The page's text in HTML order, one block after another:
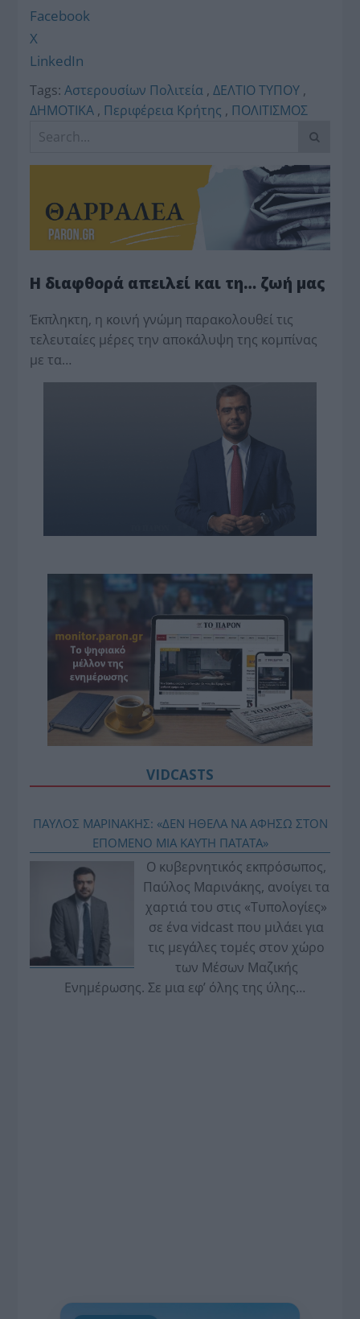
Facebook
X
LinkedIn
Tags: Αστερουσίων Πολιτεία ,ΔΕΛΤΙΟ ΤΥΠΟΥ ,
ΔΗΜΟΤΙΚΑ , Περιφέρεια Κρήτης , ΠΟΛΙΤΙΣΜΟΣ
Η διαφθορά απειλεί και τη… ζωή μας
Έκπληκτη, η κοινή γνώμη παρακολουθεί τις
τελευταίες μέρες την αποκάλυψη της κο­μπίνας
με τα…
VIDCASTS
ΠΑΥΛΟΣ ΜΑΡΙΝΑΚΗΣ: «ΔΕΝ ΗΘΕΛΑ ΝΑ ΑΦΗΣΩ ΣΤΟΝ
ΕΠΟΜΕΝΟ ΜΙΑ ΚΑΥΤΗ ΠΑΤΑΤΑ»
Ο κυβερνητικός εκπρόσωπος,
Παύλος Μαρινάκης, ανοίγει τα
χαρτιά του στις «Τυπολογίες»
σε ένα vidcast που μιλάει για
τις μεγάλες τομές στον χώρο
των Μέσων Μαζικής
Ενημέρωσης. Σε μια εφ’ όλης της ύλης